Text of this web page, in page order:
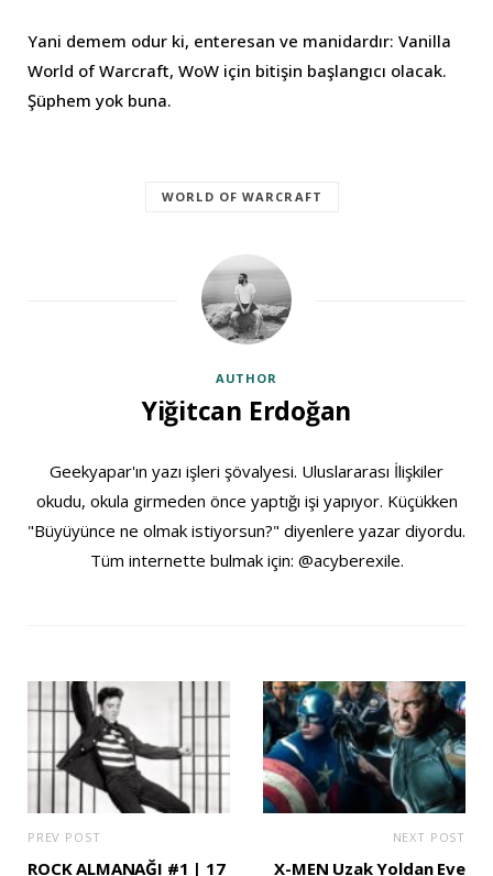
Yani demem odur ki, enteresan ve manidardır: Vanilla
World of Warcraft, WoW için bitişin başlangıcı olacak.
Şüphem yok buna.
WORLD OF WARCRAFT
AUTHOR
Yiğitcan Erdoğan
Geekyapar'ın yazı işleri şövalyesi. Uluslararası İlişkiler
okudu, okula girmeden önce yaptığı işi yapıyor. Küçükken
"Büyüyünce ne olmak istiyorsun?" diyenlere yazar diyordu.
Tüm internette bulmak için: @acyberexile.
PREV POST
ROCK ALMANAĞI #1 | 17
NEXT POST
X-MEN Uzak Yoldan Eve